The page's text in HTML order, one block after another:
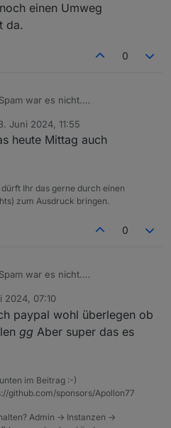
einen Umweg
da.
0
Spam war es nicht.
wohl noch einen Umweg
ist jetzt da.
Juni 2024, 11:55
von
heute Mittag auch
Ihr das gerne durch einen
zum Ausdruck bringen.
0
Spam war es nicht.
wohl noch einen Umweg
ist jetzt da.
2024, 07:10
paypal wohl überlegen ob
gg Aber super das es
im Beitrag :-)
github.com/sponsors/Apollon77
Admin -> Instanzen ->